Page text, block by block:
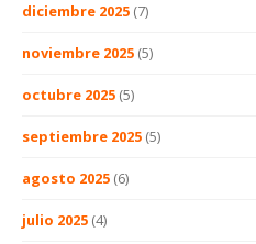
diciembre 2025 (7)
noviembre 2025 (5)
octubre 2025 (5)
septiembre 2025 (5)
agosto 2025 (6)
julio 2025 (4)